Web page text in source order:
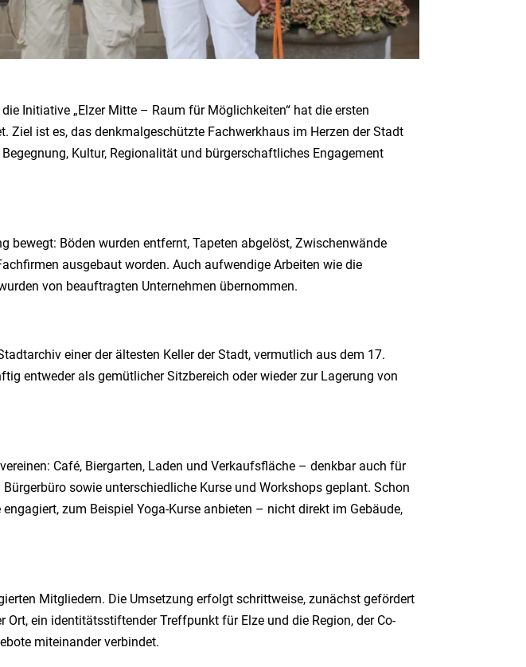
die Initiative „Elzer Mitte – Raum für Möglichkeiten“ hat die ersten
ist es, das denkmalgeschützte Fachwerkhaus im Herzen der Stadt
Kultur, Regionalität und bürgerschaftliches Engagement
Böden wurden entfernt, Tapeten abgelöst, Zwischenwände
ausgebaut worden. Auch aufwendige Arbeiten wie die
von beauftragten Unternehmen übernommen.
einer der ältesten Keller der Stadt, vermutlich aus dem 17.
entweder als gemütlicher Sitzbereich oder wieder zur Lagerung von
Café, Biergarten, Laden und Verkaufsfläche –denkbar auch für
Bürgerbüro sowie unterschiedliche Kurse und Workshops geplant. Schon
zum Beispiel Yoga-Kurse anbieten – nicht direkt im Gebäude,
Mitgliedern. Die Umsetzung erfolgt schrittweise, zunächst gefördert
Ort, ein identitätsstiftender Treffpunkt für Elze und die Region, der Co-
miteinander verbindet.